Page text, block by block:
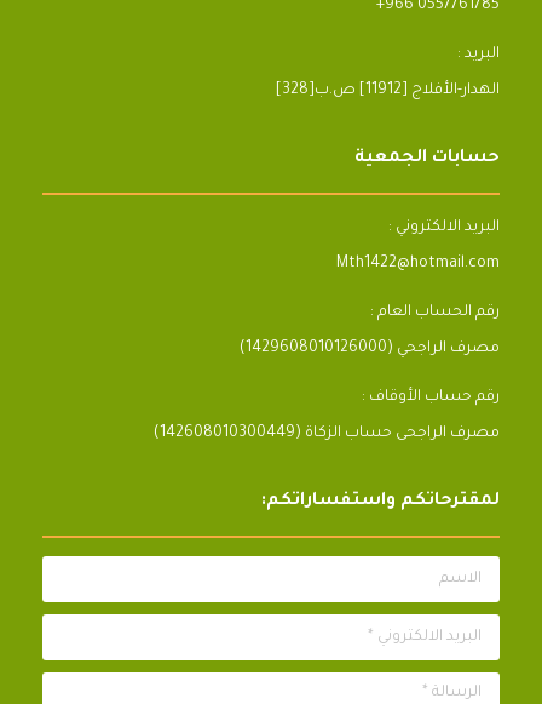
+966 0557761785
البريد :
[328]الهدار-الأفلاج [11912] ص.ب
حسابات الجمعية
البريد الالكتروني :
Mth1422@hotmail.com
رقم الحساب العام :
مصرف الراجحي (1429608010126000)
رقم حساب الأوقاف :
مصرف الراجحى حساب الزكاة (142608010300449)
لمقترحاتكم واستفساراتكم:
الاسم
البريد الالكتروني *
الرسالة *